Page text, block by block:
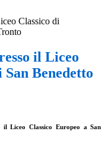
Classico di
il Liceo
Benedetto
Liceo Classico Europeo a San